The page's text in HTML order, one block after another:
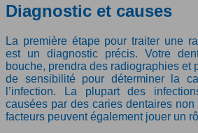
Diagnostic et causes
La première étape pour traiter une
est un diagnostic précis. Votre
bouche, prendra des radiographies et
de sensibilité pour déterminer la
l’infection. La plupart des
causées par des caries dentaires non
facteurs peuvent également jouer un